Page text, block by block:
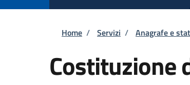
Briciole di
Home / Servizi / Anagrafe e
Costituzione